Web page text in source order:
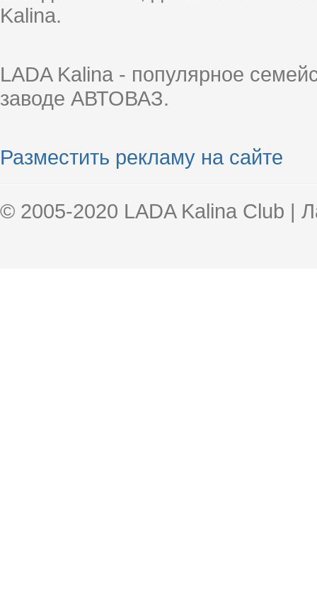
Kalina.
LADA Kalina - популярное
заводе АВТОВАЗ.
Разместить рекламу на сайте
© 2005-2020 LADA Kalina Club |